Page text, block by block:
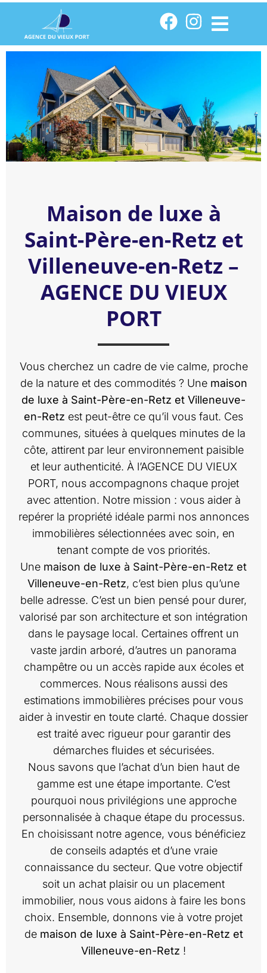
Maison de luxe à
Saint-Père-en-Retz et
Villeneuve-en-Retz –
AGENCE DU VIEUX
PORT
Vous cherchez un cadre de vie calme, proche
de la nature et des commodités ? Une maison
de luxe à Saint-Père-en-Retz et Villeneuve-
en-Retz est peut-être ce qu’il vous faut. Ces
communes, situées à quelques minutes de la
côte, attirent par leur environnement paisible
et leur authenticité. À l’AGENCE DU VIEUX
PORT, nous accompagnons chaque projet
avec attention. Notre mission : vous aider à
repérer la propriété idéale parmi nos annonces
immobilières sélectionnées avec soin, en
tenant compte de vos priorités.
Une maison de luxe à Saint-Père-en-Retz et
Villeneuve-en-Retz, c’est bien plus qu’une
belle adresse. C’est un bien pensé pour durer,
valorisé par son architecture et son intégration
dans le paysage local. Certaines offrent un
vaste jardin arboré, d’autres un panorama
champêtre ou un accès rapide aux écoles et
commerces. Nous réalisons aussi des
estimations immobilières précises pour vous
aider à investir en toute clarté. Chaque dossier
est traité avec rigueur pour garantir des
démarches fluides et sécurisées.
Nous savons que l’achat d’un bien haut de
gamme est une étape importante. C’est
pourquoi nous privilégions une approche
personnalisée à chaque étape du processus.
En choisissant notre agence, vous bénéficiez
de conseils adaptés et d’une vraie
connaissance du secteur. Que votre objectif
soit un achat plaisir ou un placement
immobilier, nous vous aidons à faire les bons
choix. Ensemble, donnons vie à votre projet
de maison de luxe à Saint-Père-en-Retz et
Villeneuve-en-Retz !